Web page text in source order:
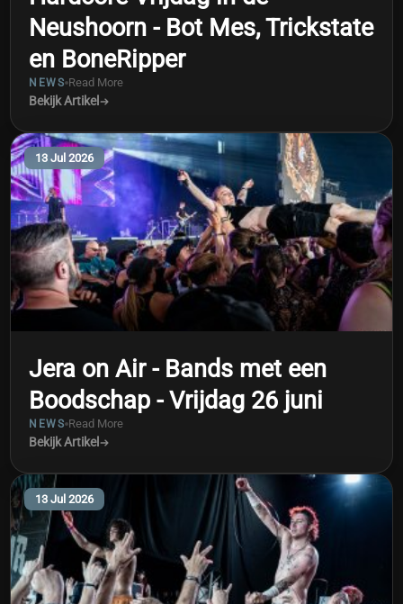
Neushoorn - Bot Mes, Trickstate
en BoneRipper
NEWS Read More
Bekijk Artikel
13 Jul 2026
Jera on Air - Bands met een
Boodschap - Vrijdag 26 juni
NEWS Read More
Bekijk Artikel
13 Jul 2026